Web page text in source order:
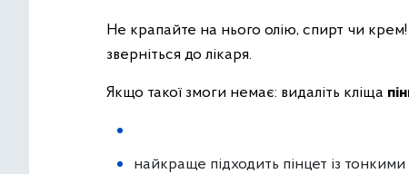
Не крапайте на нього олію, спирт чи
зверніться до лікаря.
Якщо такої змоги немає: видаліть кліща
найкраще підходить пінцет із